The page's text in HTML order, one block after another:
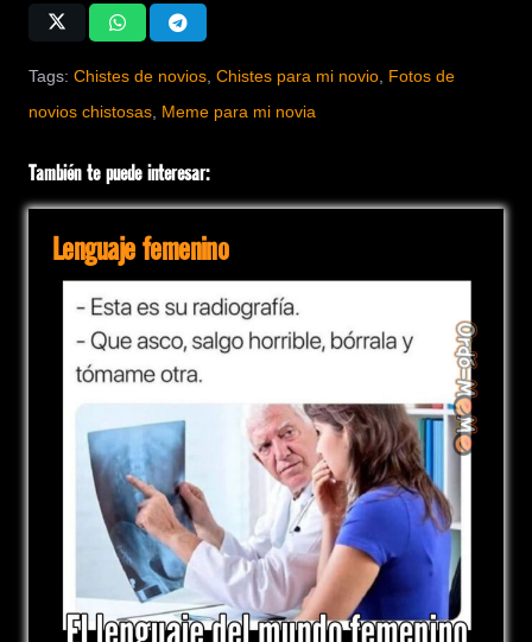
Tags: Chistes de novios Chistes para mi novio Fotos de
novios chistosas Meme para mi novia
También te puede interesar:
Lenguaje femenino